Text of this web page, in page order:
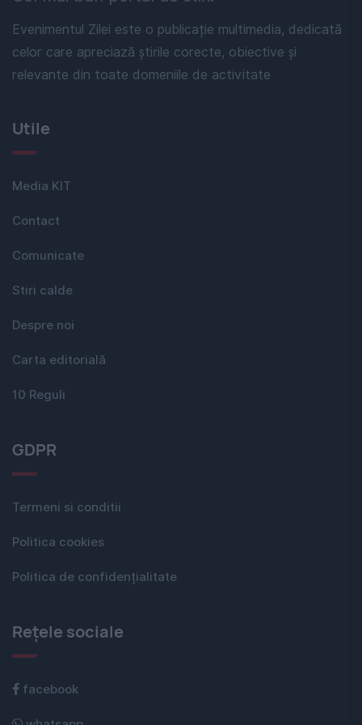
Evenimentul Zilei este o publicație multimedia, dedicată
celor care apreciază știrile corecte, obiective și
relevante din toate domeniile de activitate
Utile
Media KIT
Contact
Comunicate
Stiri calde
Despre noi
Carta editorială
10 Reguli
GDPR
Termeni si conditii
Politica cookies
Politica de confidențialitate
Rețele sociale
facebook